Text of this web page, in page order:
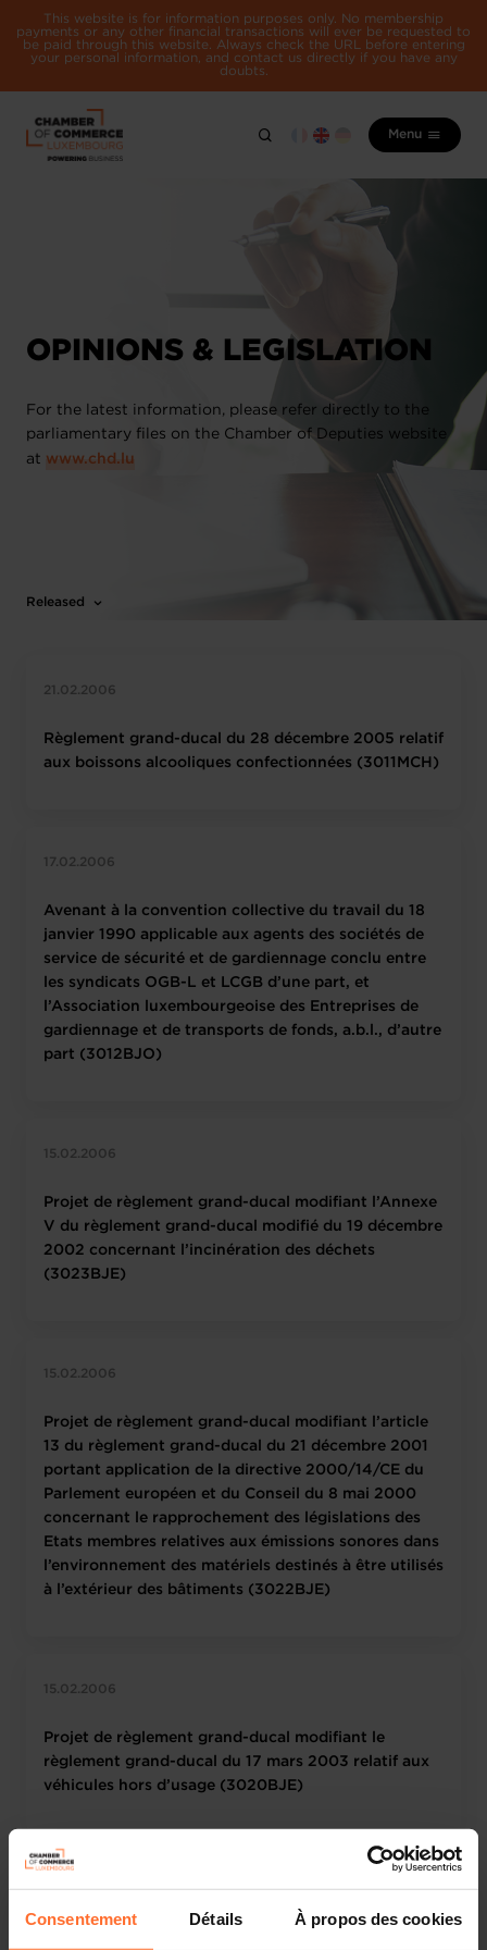
Consentement Détails À propos des cookies
This website is for information purposes only. No membership
payments or any other financial transactions will ever be requested to
be paid through this website. Always check the URL before entering
your personal information, and contact us directly if you have any
doubts.
Menu
OPINIONS & LEGISLATION
For the latest information, please refer directly to the
parliamentary files on the Chamber of Deputies website
at www.chd.lu
Released
21.02.2006
Règlement grand-ducal du 28 décembre 2005 relatif
aux boissons alcooliques confectionnées (3011MCH)
17.02.2006
Avenant à la convention collective du travail du 18
janvier 1990 applicable aux agents des sociétés de
service de sécurité et de gardiennage conclu entre
les syndicats OGB-L et LCGB d’une part, et
l’Association luxembourgeoise des Entreprises de
gardiennage et de transports de fonds, a.b.l., d’autre
part (3012BJO)
15.02.2006
Projet de règlement grand-ducal modifiant l’Annexe
V du règlement grand-ducal modifié du 19 décembre
2002 concernant l’incinération des déchets
(3023BJE)
15.02.2006
Projet de règlement grand-ducal modifiant l’article
13 du règlement grand-ducal du 21 décembre 2001
portant application de la directive 2000/14/CE du
Parlement européen et du Conseil du 8 mai 2000
concernant le rapprochement des législations des
Etats membres relatives aux émissions sonores dans
l’environnement des matériels destinés à être utilisés
à l’extérieur des bâtiments (3022BJE)
15.02.2006
Projet de règlement grand-ducal modifiant le
règlement grand-ducal du 17 mars 2003 relatif aux
véhicules hors d’usage (3020BJE)